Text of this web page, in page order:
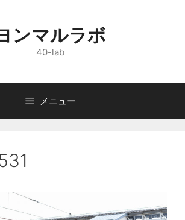
ンマルラボ
40-lab
メニュー